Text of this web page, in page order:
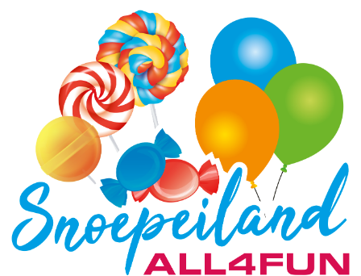
Cookievoorkeuren zijn beschikbaar. Kies instellingen of sta alle